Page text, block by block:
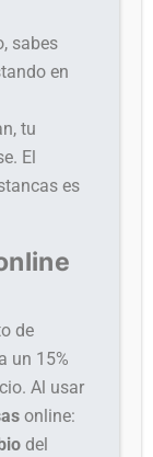
sabes
en
tu
El
es
de
un 15%
Al usar
online:
del